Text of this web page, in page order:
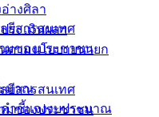
ยีสารสนเทศ
มของประชาชน
ะมาณ
ำชี้แจงงบประมาณ
างศิลา
ระเมินผลฯ
ตามนโยบายนายก
ยีสารสนเทศ
มของประชาชน